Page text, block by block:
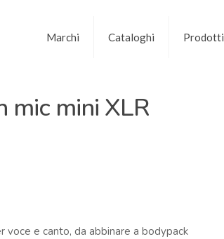
Marchi Cataloghi Prodotti
mic mini XLR
voce e canto, da abbinare a bodypack